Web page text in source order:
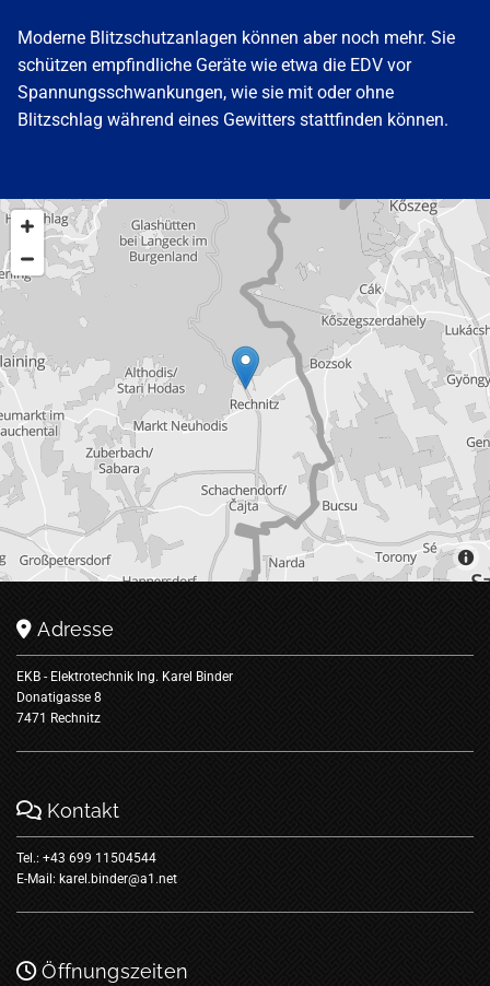
Moderne Blitzschutzanlagen können aber noch mehr. Sie
schützen empfindliche Geräte wie etwa die EDV vor
Spannungsschwankungen, wie sie mit oder ohne
Blitzschlag während eines Gewitters stattfinden können.
 Adresse
EKB - Elektrotechnik Ing. Karel Binder
Donatigasse 8
7471 Rechnitz
 Kontakt
Tel.: +43 699 11504544
E-Mail: karel.binder@a1.net
Öffnungszeiten